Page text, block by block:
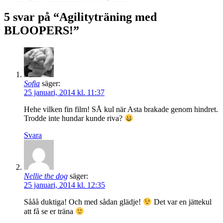
5 svar på “Agilityträning med
BLOOPERS!”
Sofia säger:
25 januari, 2014 kl. 11:37
Hehe vilken fin film! SÅ kul när Asta brakade genom hindret.
Trodde inte hundar kunde riva?
Svara
Nellie the dog säger:
25 januari, 2014 kl. 12:35
Sååå duktiga! Och med sådan glädje!
Det var en jättekul
att få se er träna